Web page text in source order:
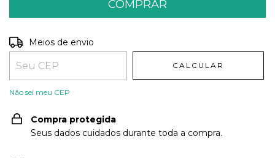
Entregas para o CEP:
Meios de envio
CALCULAR
Não sei meu CEP
Compra protegida
Seus dados cuidados durante toda a compra.